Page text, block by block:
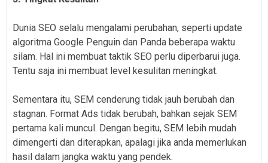
Dunia SEO selalu mengalami perubahan, seperti update
algoritma Google Penguin dan Panda beberapa waktu
silam. Hal ini membuat taktik SEO perlu diperbarui juga.
Tentu saja ini membuat level kesulitan meningkat.
Sementara itu, SEM cenderung tidak jauh berubah dan
stagnan. Format Ads tidak berubah, bahkan sejak SEM
pertama kali muncul. Dengan begitu, SEM lebih mudah
dimengerti dan diterapkan, apalagi jika anda memerlukan
hasil dalam jangka waktu yang pendek.